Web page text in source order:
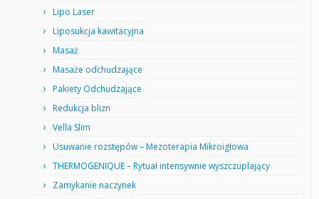
Lipo Laser
Liposukcja kawitacyjna
Masaż
Masaże odchudzające
Pakiety Odchudzające
Redukcja blizn
Vella Slim
Usuwanie rozstępów – Mezoterapia Mikroigłowa
THERMOGENIQUE – Rytuał intensywnie wyszczuplający
Zamykanie naczynek